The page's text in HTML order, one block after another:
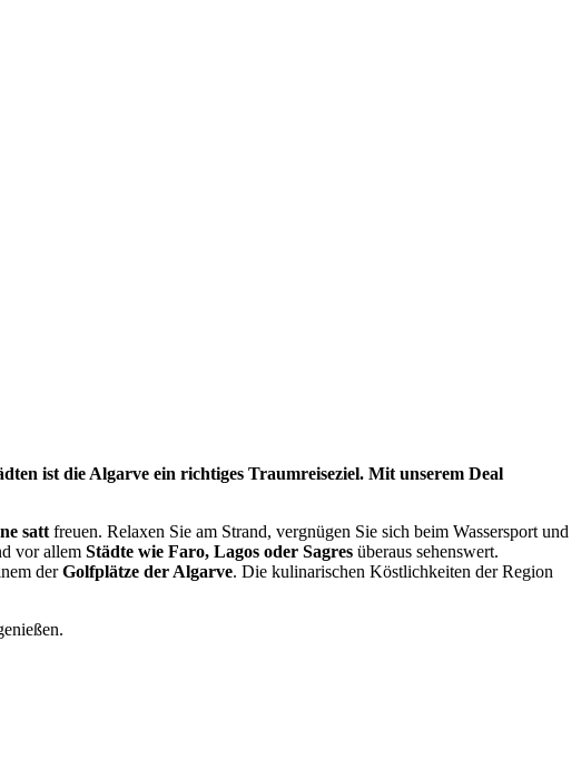
ist die Algarve ein richtiges Traumreiseziel. Mit unserem Deal
satt freuen. Relaxen Sie am Strand, vergnügen Sie sich beim Wassersport und
vor allem Städte wie Faro, Lagos oder Sagres überaus sehenswert.
derGolfplätze der Algarve. Die kulinarischen Köstlichkeiten der Region